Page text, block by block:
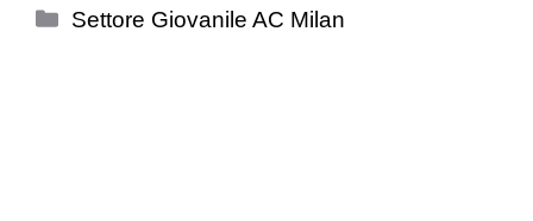
Categorie
Settore Giovanile AC Milan